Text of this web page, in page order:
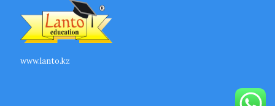
www.lanto.kz